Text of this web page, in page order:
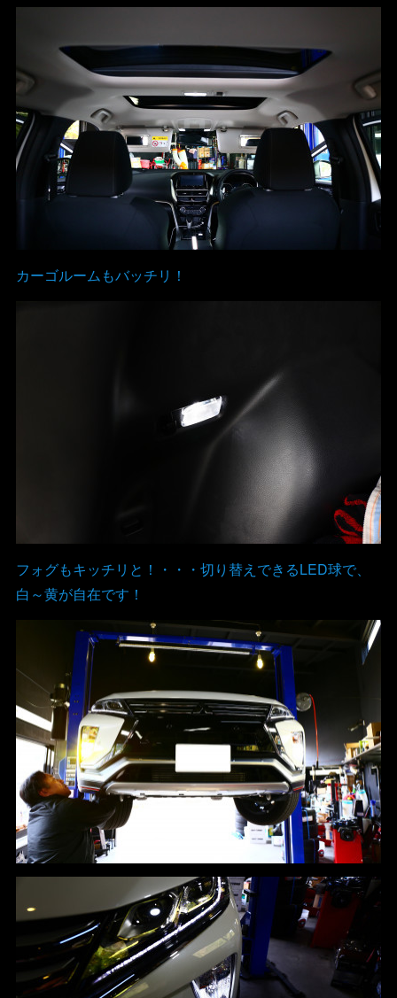
カーゴルームもバッチリ！
フォグもキッチリと！・・・切り替えできるLED球で、
白～黄が自在です！